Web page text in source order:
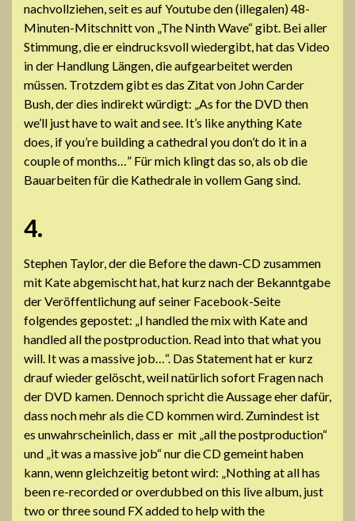
nachvollziehen, seit es auf Youtube den (illegalen) 48-
Minuten-Mitschnitt von „The Ninth Wave“ gibt. Bei aller
Stimmung, die er eindrucksvoll wiedergibt, hat das Video
in der Handlung Längen, die aufgearbeitet werden
müssen. Trotzdem gibt es das Zitat von John Carder
Bush, der dies indirekt würdigt: „As for the DVD then
we’ll just have to wait and see. It’s like anything Kate
does, if you’re building a cathedral you don’t do it in a
couple of months…” Für mich klingt das so, als ob die
Bauarbeiten für die Kathedrale in vollem Gang sind.
4.
Stephen Taylor, der die Before the dawn-CD zusammen
mit Kate abgemischt hat, hat kurz nach der Bekanntgabe
der Veröffentlichung auf seiner Facebook-Seite
folgendes gepostet: „I handled the mix with Kate and
handled all the postproduction. Read into that what you
will. It was a massive job…“. Das Statement hat er kurz
drauf wieder gelöscht, weil natürlich sofort Fragen nach
der DVD kamen. Dennoch spricht die Aussage eher dafür,
dass noch mehr als die CD kommen wird. Zumindest ist
es unwahrscheinlich, dass er mit „all the postproduction“
und „it was a massive job“ nur die CD gemeint haben
kann, wenn gleichzeitig betont wird: „Nothing at all has
been re-recorded or overdubbed on this live album, just
two or three sound FX added to help with the